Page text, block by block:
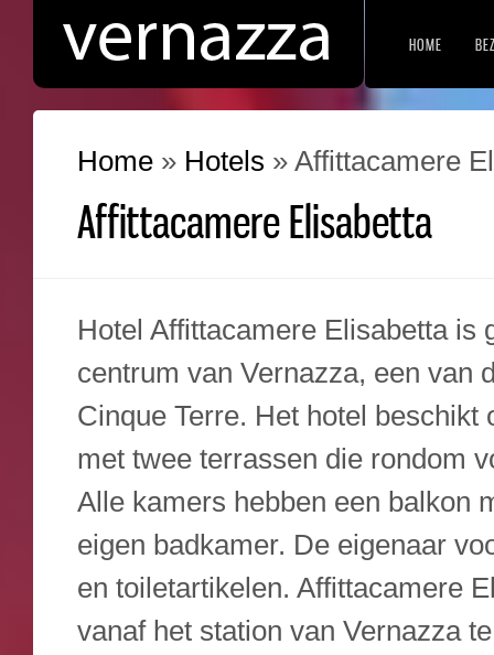
HOME
Home » Hotels » Affittacamere
Affittacamere Elisabetta
Hotel Affittacamere Elisabetta is
centrum van Vernazza, een van
Cinque Terre. Het hotel beschikt
met twee terrassen die rondom
Alle kamers hebben een balkon
eigen badkamer. De eigenaar
en toiletartikelen. Affittacamere
vanaf het station van Vernazza